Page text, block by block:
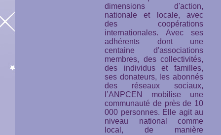
dimensions d'action,
nationale et locale, avec
des coopérations
internationales. Avec ses
adhérents dont une
centaine d'associations
membres, des collectivités,
des individus et familles,
ses donateurs, les abonnés
des réseaux sociaux,
l’ANPCEN mobilise une
communauté de près de 10
000 personnes. Elle agit au
niveau national comme
local, de manière